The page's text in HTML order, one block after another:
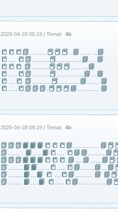
2026-04-28 08:19 | Temat: 4b
📒📒📒📗………📕📕📕..📘…… ..📘
📒…. 📒📗………📕………….📘….📘
📒📒📒 📗………📕📕📕………📘
📒…..📒📗………📕…………..📘…📘
📒 …📒 📗……….📕………..📘…… 📘
📒…..📒📗📗📗.📕📕📕📘. ……… 📘
2026-04-28 08:19 | Temat: 4b
📗📗📗📙📙📙📒📒📒📘……..…..
📗...... . 📙…..📙📒….
📗📗📗📙📙📙📒📒📒
📗……..📙…📙 📒 …📒📘……... 📘
📗……. 📙….📙